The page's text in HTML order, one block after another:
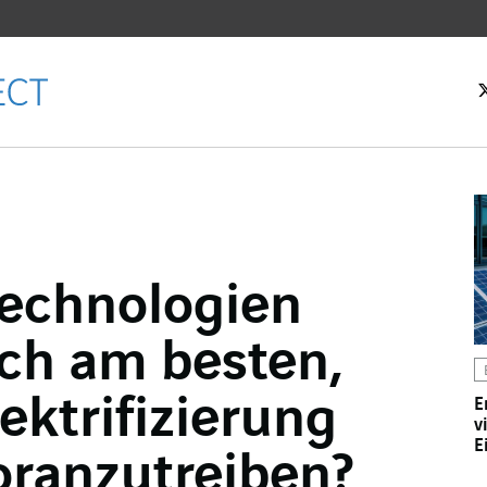
am besten,